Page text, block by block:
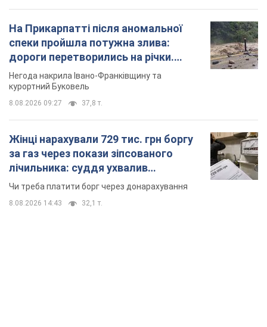
На Прикарпатті після аномальної
спеки пройшла потужна злива:
дороги перетворились на річки.
Відео
Негода накрила Івано-Франківщину та
курортний Буковель
8.08.2026 09:27 37,8 т.
Жінці нарахували 729 тис. грн боргу
за газ через покази зіпсованого
лічильника: суддя ухвалив
неочікуване рішення
Чи треба платити борг через донарахування
8.08.2026 14:43 32,1 т.